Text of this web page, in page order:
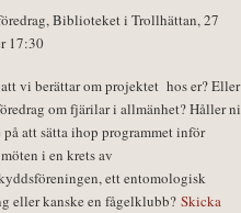
Biblioteket i Trollhättan, 27
17:30
vi berättar om projektet hos er? Eller
om fjärilar i allmänhet? Håller ni
på att sätta ihop programmet inför
i en krets av
ett entomologisk
eller kanske en fågelklubb? Skicka